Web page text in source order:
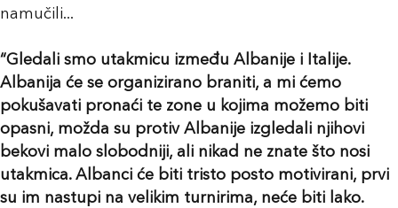
namučili...
“Gledali smo utakmicu između Albanije i Italije.
Albanija će se organizirano braniti, a mi ćemo
pokušavati pronaći te zone u kojima možemo biti
opasni, možda su protiv Albanije izgledali njihovi
bekovi malo slobodniji, ali nikad ne znate što nosi
utakmica. Albanci će biti tristo posto motivirani, prvi
su im nastupi na velikim turnirima, neće biti lako.